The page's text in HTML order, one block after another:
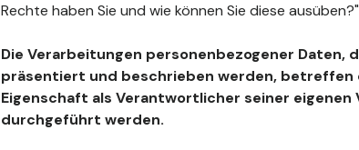
Rechte haben Sie und wie können Sie diese
Die Verarbeitungen personenbezogener Daten,
präsentiert und beschrieben werden, betreffen
Eigenschaft als Verantwortlicher seiner eigenen
durchgeführt werden.